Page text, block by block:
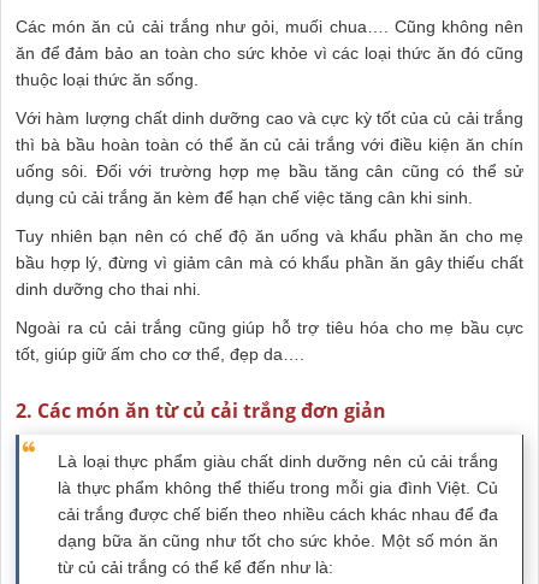
Các món ăn củ cải trắng như gỏi, muối chua…. Cũng không nên
ăn để đảm bảo an toàn cho sức khỏe vì các loại thức ăn đó cũng
thuộc loại thức ăn sống.
Với hàm lượng chất dinh dưỡng cao và cực kỳ tốt của củ cải trắng
thì bà bầu hoàn toàn có thể ăn củ cải trắng với điều kiện ăn chín
uống sôi. Đối với trường hợp mẹ bầu tăng cân cũng có thể sử
dụng củ cải trắng ăn kèm để hạn chế việc tăng cân khi sinh.
Tuy nhiên bạn nên có chế độ ăn uống và khẩu phần ăn cho mẹ
bầu hợp lý, đừng vì giảm cân mà có khẩu phần ăn gây thiếu chất
dinh dưỡng cho thai nhi.
Ngoài ra củ cải trắng cũng giúp hỗ trợ tiêu hóa cho mẹ bầu cực
tốt, giúp giữ ấm cho cơ thể, đẹp da….
2. Các món ăn từ củ cải trắng đơn giản
Là loại thực phẩm giàu chất dinh dưỡng nên củ cải trắng
là thực phẩm không thể thiếu trong mỗi gia đình Việt. Củ
cải trắng được chế biến theo nhiều cách khác nhau để đa
dạng bữa ăn cũng như tốt cho sức khỏe. Một số món ăn
từ củ cải trắng có thể kể đến như là: